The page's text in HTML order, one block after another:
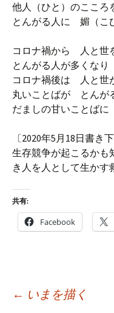
他人（ひと）のこころ
とんがる人に 媚（こ
コロナ禍から 人と
とんがる人が多くな
コロナ禍後は 人と世
丸いことばが とんが
だましの甘いことば
〔2020年5月18日書
生存競争が起こるかも
き人を人として生かす
共有:
Facebook
← いまを描く